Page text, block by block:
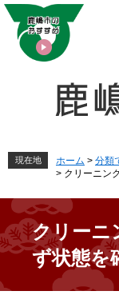
ペ
メ
現在地 ホーム > 分類
> クリーニン
クリーニ
ず状態を